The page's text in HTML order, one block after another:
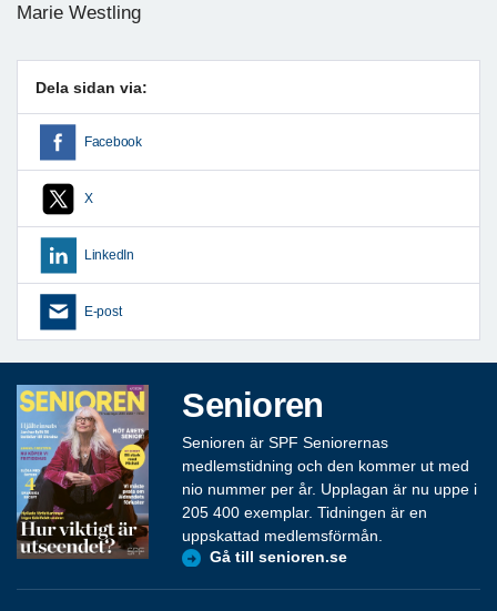
Marie Westling
Dela sidan via:
Facebook
X
LinkedIn
E-post
Senioren
Senioren är SPF Seniorernas
medlemstidning och den kommer ut med
nio nummer per år. Upplagan är nu uppe i
205 400 exemplar. Tidningen är en
uppskattad medlemsförmån.
Gå till senioren.se